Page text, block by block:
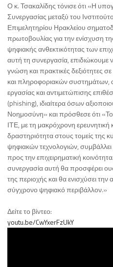
Ο κ. Τσακαλίδης τόνισε ότι «Η
Συνεργασίας μεταξύ του
Επιμελητηρίου Ηρακλείου
πρωτοβουλίας για την ενίσχυση
ψηφιακής ανθεκτικότητας των
αυτή τη συνεργασία,
γνώση και πρακτικές δεξιότητες
και πληροφοριακών
εργασίας και αντιμετώπισης
(phishing), ιδιαίτερα όσων
Νοημοσύνη» και πρόσθεσε ότι
ΙΤΕ, με τη μακρόχρονη ερευνητική
δραστηριότητα στους τομείς της
ψηφιακών τεχνολογιών,
προς την επιχειρηματική
συνεργασία αυτή θα προσφέρει
της περιοχής και θα ενισχύσει
σύγχρονο ψηφιακό περιβάλλον.»
Δείτε το βίντεο:
youtu.be/CwYxerFzUkY